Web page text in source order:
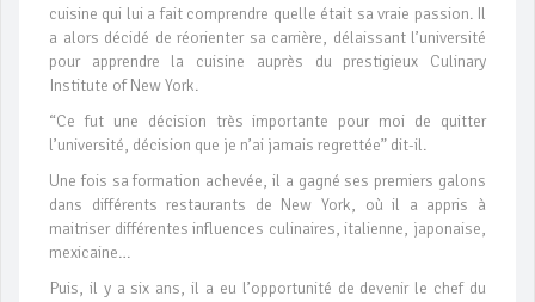
cuisine qui lui a fait comprendre quelle était sa vraie passion. Il
a alors décidé de réorienter sa carrière, délaissant l’université
pour apprendre la cuisine auprès du prestigieux Culinary
Institute of New York.
“Ce fut une décision très importante pour moi de quitter
l’université, décision que je n’ai jamais regrettée” dit-il.
Une fois sa formation achevée, il a gagné ses premiers galons
dans différents restaurants de New York, où il a appris à
maitriser différentes influences culinaires, italienne, japonaise,
mexicaine…
Puis, il y a six ans, il a eu l’opportunité de devenir le chef du